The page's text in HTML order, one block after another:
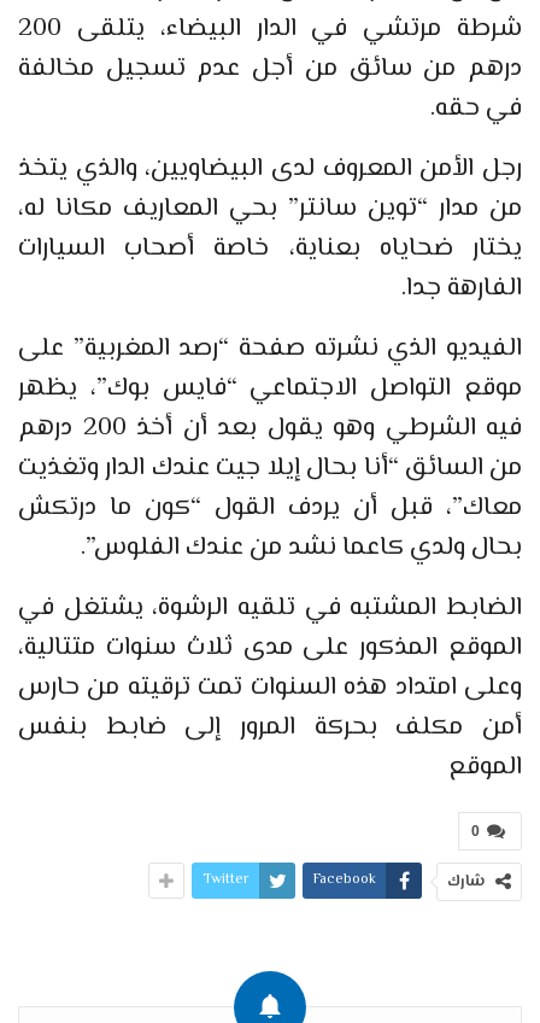
شرطة مرتشي في الدار البيضاء، يتلقى 200
درهم من سائق من أجل عدم تسجيل مخالفة
في حقه.
رجل الأمن المعروف لدى البيضاويين، والذي يتخذ
من مدار “توين سانتر” بحي المعاريف مكانا له،
يختار ضحاياه بعناية، خاصة أصحاب السيارات
الفارهة جدا.
الفيديو الذي نشرته صفحة “رصد المغربية” على
موقع التواصل الاجتماعي “فايس بوك”، يظهر
فيه الشرطي وهو يقول بعد أن أخذ 200 درهم
من السائق “أنا بحال إيلا جيت عندك الدار وتغذيت
معاك”، قبل أن يردف القول “كون ما درتكش
بحال ولدي كاعما نشد من عندك الفلوس”.
الضابط المشتبه في تلقيه الرشوة، يشتغل في
الموقع المذكور على مدى ثلاث سنوات متتالية،
وعلى امتداد هذه السنوات تمت ترقيته من حارس
أمن مكلف بحركة المرور إلى ضابط بنفس
الموقع
0
شارك Facebook
Twitter